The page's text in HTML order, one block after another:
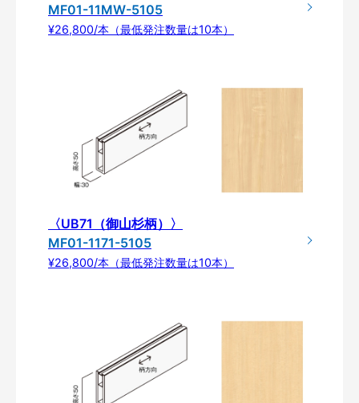
MF01-11MW-5105
¥26,800/本（最低発注数量は10本）
〈UB71（御山杉柄）〉
MF01-1171-5105
¥26,800/本（最低発注数量は10本）